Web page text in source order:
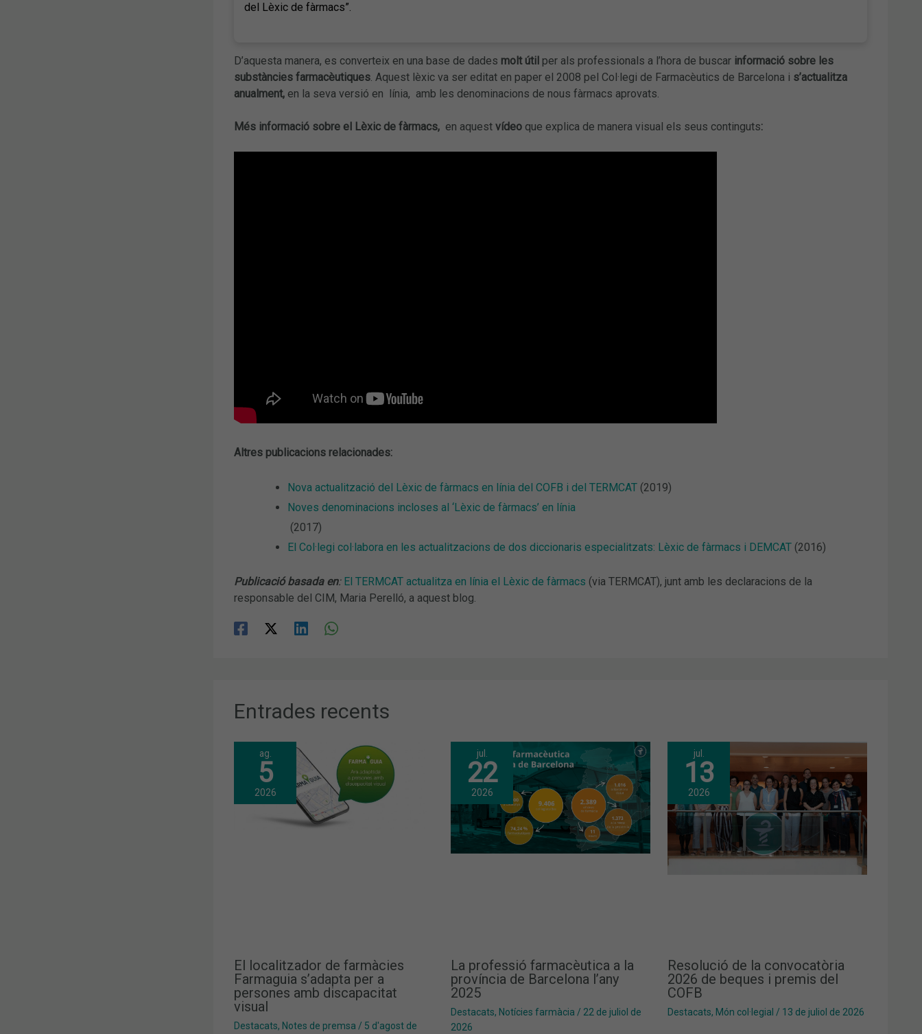
del Lèxic de fàrmacs”.
D’aquesta manera, es converteix en una base de dades molt útil per als professionals a l’hora de buscar informació sobre les
substàncies farmacèutiques. Aquest lèxic va ser editat en paper el 2008 pel Col·legi de Farmacèutics de Barcelona i s’actualitza
anualment, en la seva versió en línia, amb les denominacions de nous fàrmacs aprovats.
Més informació sobre el Lèxic de fàrmacs, en aquestvídeo que explica de manera visual els seus continguts:
Altres publicacions relacionades:
Nova actualització del Lèxic de fàrmacs en línia del COFB i del TERMCAT(2019)
Noves denominacions incloses al ‘Lèxic de fàrmacs’ en línia
(2017)
El Col·legi col·labora en les actualitzacions de dos diccionaris especialitzats: Lèxic de fàrmacs i DEMCAT(2016)
Publicació basada en: El TERMCAT actualitza en línia el Lèxic de fàrmacs (via TERMCAT), junt amb les declaracions de la
responsable del CIM, Maria Perelló, a aquest blog.
Entrades recents
ag.
5
2026
El localitzador de farmàcies
Farmaguia s’adapta per a
persones amb discapacitat
visual
Destacats, Notes de premsa / 5 d'agost de
jul.
22
2026
La professió farmacèutica a la
província de Barcelona l’any
2025
Destacats, Notícies farmàcia / 22 de juliol de
2026
jul.
13
2026
Resolució de la convocatòria
2026 de beques i premis del
COFB
Destacats, Món col·legial / 13 de juliol de 2026